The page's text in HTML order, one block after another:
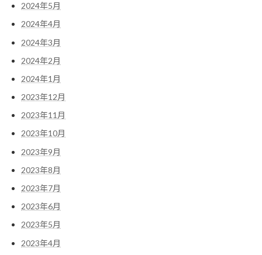
2024年5月
2024年4月
2024年3月
2024年2月
2024年1月
2023年12月
2023年11月
2023年10月
2023年9月
2023年8月
2023年7月
2023年6月
2023年5月
2023年4月